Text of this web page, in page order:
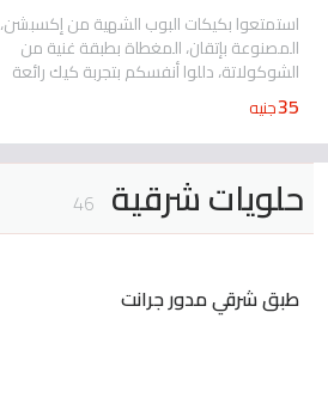
استمتعوا بكيكات البوب الشهية من إكسبشن،
المصنوعة بإتقان، المغطاة بطبقة غنية من
الشوكولاتة، دللوا أنفسكم بتجربة كيك رائعة
35جنيه
حلويات شرقية 46
طبق شرقي مدور جرانت